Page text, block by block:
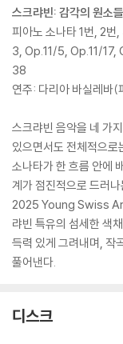
스크랴빈: 감각의 원소들
피아노 소나타 1번, 2
3, Op.11/5, Op.11/17,
38
연주: 다리아 바실레바(
스크랴빈 음악을 네 가
있으면서도 전체적으로
소나타가 한 흐름 안에
계가 점진적으로 드러
2025 Young Swiss
랴빈 특유의 섬세한 색
득력 있게 그려내며, 작
풀어낸다.
디스크